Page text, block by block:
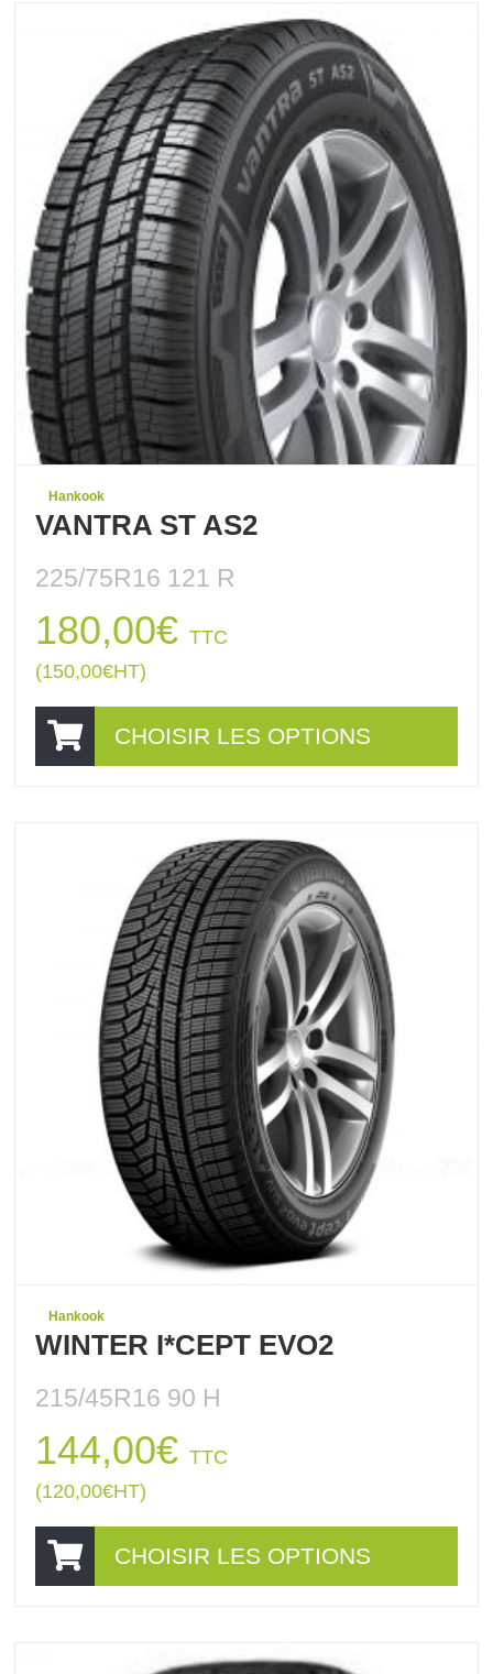
Hankook
VANTRA ST AS2
225/75R16 121 R
180,00€ TTC
(150,00€HT)
CHOISIR LES OPTIONS
Hankook
WINTER I*CEPT EVO2
215/45R16 90 H
144,00€ TTC
(120,00€HT)
CHOISIR LES OPTIONS